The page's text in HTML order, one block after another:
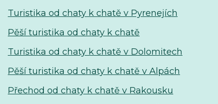
Turistika od chaty k chatě v Pyrenejích
Pěší turistika od chaty k chatě
Turistika od chaty k chatě v Dolomitech
Pěší turistika od chaty k chatě v Alpách
Přechod od chaty k chatě v Rakousku